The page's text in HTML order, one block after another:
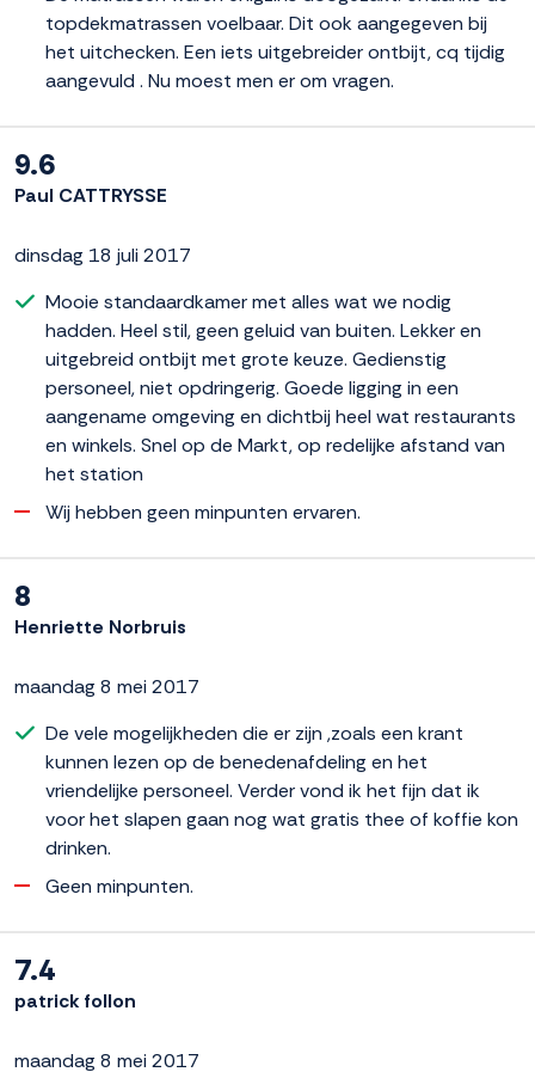
topdekmatrassen voelbaar. Dit ook aangegeven bij
het uitchecken. Een iets uitgebreider ontbijt, cq tijdig
aangevuld . Nu moest men er om vragen.
9.6
Paul CATTRYSSE
dinsdag 18 juli 2017
Mooie standaardkamer met alles wat we nodig
hadden. Heel stil, geen geluid van buiten. Lekker en
uitgebreid ontbijt met grote keuze. Gedienstig
personeel, niet opdringerig. Goede ligging in een
aangename omgeving en dichtbij heel wat restaurants
en winkels. Snel op de Markt, op redelijke afstand van
het station
Wij hebben geen minpunten ervaren.
8
Henriette Norbruis
maandag 8 mei 2017
De vele mogelijkheden die er zijn ,zoals een krant
kunnen lezen op de benedenafdeling en het
vriendelijke personeel. Verder vond ik het fijn dat ik
voor het slapen gaan nog wat gratis thee of koffie kon
drinken.
Geen minpunten.
7.4
patrick follon
maandag 8 mei 2017